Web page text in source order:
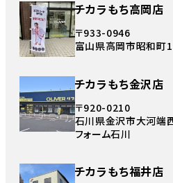
チカラもち高岡店
〒933-0946
富山県高岡市昭和町
チカラもち金沢店
〒920-0210
石川県金沢市大河端
フォーム石川
チカラもち福井店